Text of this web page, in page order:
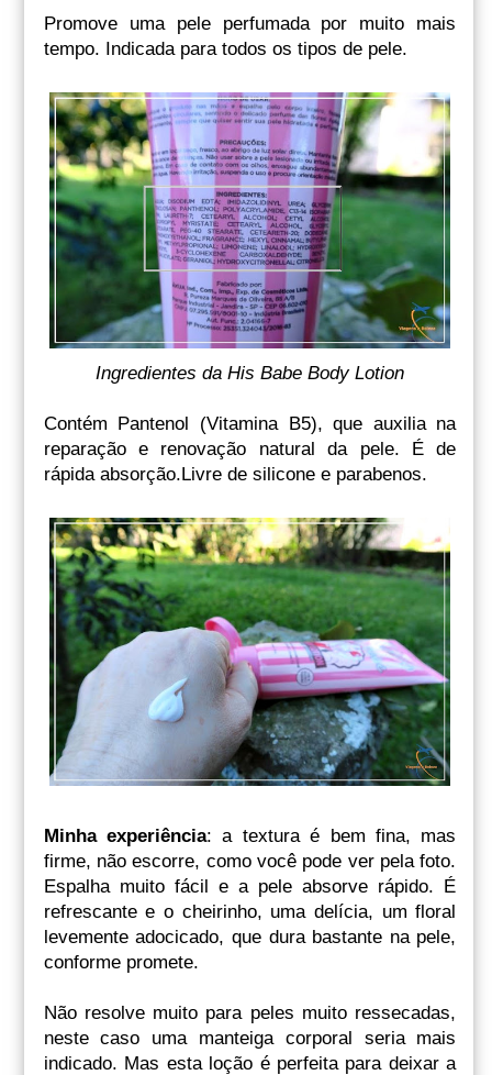
Promove uma pele perfumada por muito mais
tempo. Indicada para todos os tipos de pele.
Ingredientes da His Babe Body Lotion
Contém Pantenol (Vitamina B5), que auxilia na
reparação e renovação natural da pele. É de
rápida absorção.Livre de silicone e parabenos.
Minha experiência: a textura é bem fina, mas
firme, não escorre, como você pode ver pela foto.
Espalha muito fácil e a pele absorve rápido. É
refrescante e o cheirinho, uma delícia, um floral
levemente adocicado, que dura bastante na pele,
conforme promete.
Não resolve muito para peles muito ressecadas,
neste caso uma manteiga corporal seria mais
indicado. Mas esta loção é perfeita para deixar a